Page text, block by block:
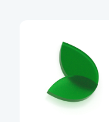
nové éře
nemusíte.
najdete v online
podobě. Pokud